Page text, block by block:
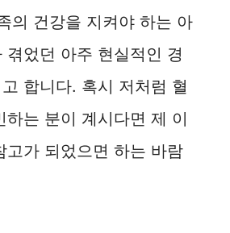
의 건강을 지켜야 하는 아
겪었던 아주 현실적인 경
합니다. 혹시 저처럼 혈
하는 분이 계시다면 제 이
고가 되었으면 하는 바람